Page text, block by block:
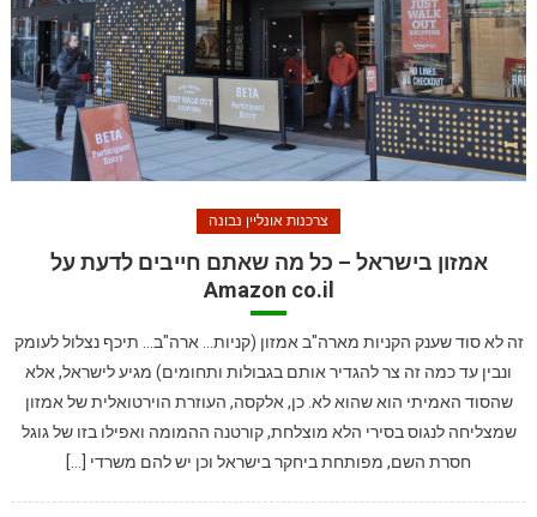
צרכנות אונליין נבונה
אמזון בישראל – כל מה שאתם חייבים לדעת על
Amazon co.il
זה לא סוד שענק הקניות מארה"ב אמזון (קניות… ארה"ב… תיכף נצלול לעומק
ונבין עד כמה זה צר להגדיר אותם בגבולות ותחומים) מגיע לישראל, אלא
שהסוד האמיתי הוא שהוא לא. כן, אלקסה, העוזרת הוירטואלית של אמזון
שמצליחה לנגוס בסירי הלא מוצלחת, קורטנה ההמומה ואפילו בזו של גוגל
חסרת השם, מפותחת ביחקר בישראל וכן יש להם משרדי […]